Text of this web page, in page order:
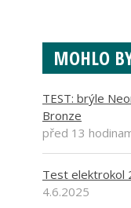
MOHLO
TEST: brýle
Bronze
před 13
Test elektrokol
4.6.2025